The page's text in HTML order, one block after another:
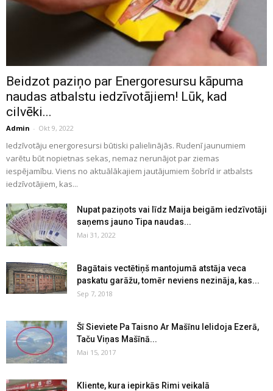
Beidzot paziņo par Energoresursu kāpuma
naudas atbalstu iedzīvotājiem! Lūk, kad
cilvēki...
Admin - Okt 9, 2022
Iedzīvotāju energoresursi būtiski palielinājās. Rudenī jaunumiem
varētu būt nopietnas sekas, nemaz nerunājot par ziemas
iespējamību. Viens no aktuālākajiem jautājumiem šobrīd ir atbalsts
iedzīvotājiem, kas...
Nupat paziņots vai līdz Maija beigām iedzīvotāji
saņems jauno Tipa naudas...
Mai 31, 2022
Bagātais vectētiņš mantojumā atstāja veca
paskatu garāžu, tomēr neviens nezināja, kas...
Sep 7, 2018
Šī Sieviete Pa Taisno Ar Mašīnu Ielidoja Ezerā,
Taču Viņas Mašīnā...
Mai 15, 2017
Kliente, kura iepirkās Rimi veikalā